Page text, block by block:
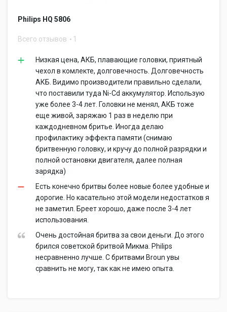
Philips HQ 5806
Всего отзывов 1
Низкая цена, АКБ, плавающие головки, приятный
чехол в комлекте, долговечность. Долговечность
АКБ. Видимо производители правильно сделали,
что поставили туда Ni-Cd аккумулятор. Использую
уже более 3-4 лет. Головки не менял, АКБ тоже
еще живой, заряжаю 1 раз в неделю при
каждодневном бритье. Иногда делаю
профилактику эффекта памяти (снимаю
бритвенную головку, и кручу до полной разрядки и
полной остановки двигателя, далее полная
зарядка)
Есть конечно бритвы более новые более удобные и
дорогие. Но касательно этой модели недостатков я
не заметил. Бреет хорошо, даже после 3-4 лет
использования.
Очень достойная бритва за свои деньги. До этого
брился советской бритвой Микма. Philips
несравненно лучше. С бритвами Broun увы
сравнить не могу, так как не имею опыта.